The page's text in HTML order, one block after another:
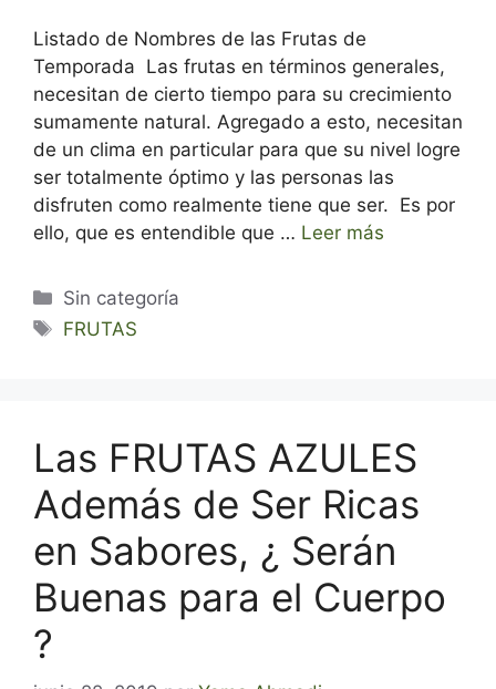
Listado de Nombres de las Frutas de
Temporada Las frutas en términos generales,
necesitan de cierto tiempo para su crecimiento
sumamente natural. Agregado a esto, necesitan
de un clima en particular para que su nivel logre
ser totalmente óptimo y las personas las
disfruten como realmente tiene que ser. Es por
ello, que es entendible que … Leer más
Categorías
Sin categoría
Etiquetas
FRUTAS
Las FRUTAS AZULES
Además de Ser Ricas
en Sabores, ¿ Serán
Buenas para el Cuerpo
?